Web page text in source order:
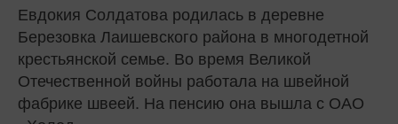
Евдокия Солдатова родилась в деревне
Березовка Лаишевского района в многодетной
крестьянской семье. Во время Великой
Отечественной войны работала на швейной
фабрике швеей. На пенсию она вышла с ОАО